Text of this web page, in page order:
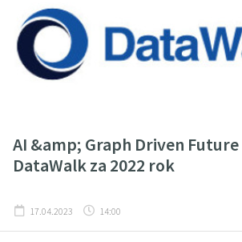
AI &amp; Graph Driven
DataWalk za 2022 rok
17.04.2023 14:00